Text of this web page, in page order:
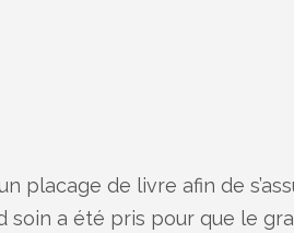
placage de livre afin de
soin a été pris pour que le